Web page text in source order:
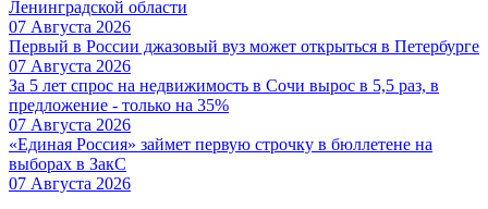
Ленинградской области
07 Августа 2026
Первый в России джазовый вуз может открыться в Петербурге
07 Августа 2026
За 5 лет спрос на недвижимость в Сочи вырос в 5,5 раз, в
предложение - только на 35%
07 Августа 2026
«Единая Россия» займет первую строчку в бюллетене на
выборах в ЗакС
07 Августа 2026